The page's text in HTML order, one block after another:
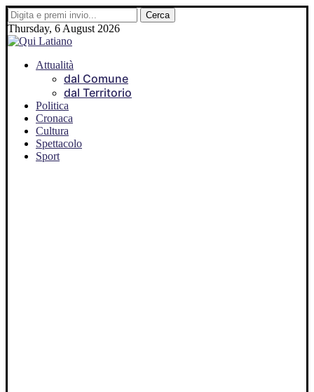
Thursday, 6 August 2026
Attualità
dal Comune
dal Territorio
Politica
Cronaca
Cultura
Spettacolo
Sport